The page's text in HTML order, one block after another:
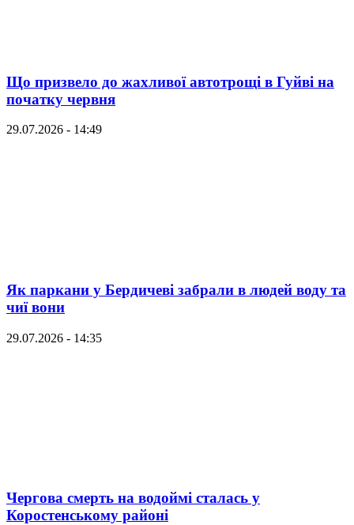
Що призвело до жахливої автотрощі в Гуйві на
початку червня
29.07.2026 - 14:49
Як паркани у Бердичеві забрали в людей воду та
чиї вони
29.07.2026 - 14:35
Чергова смерть на водоймі сталась у
Коростенському районі